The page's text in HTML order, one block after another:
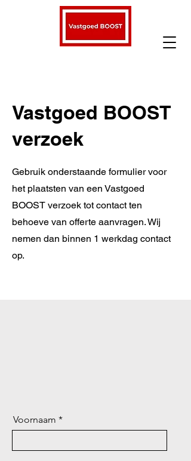
Vastgoed BOOST
verzoek
Gebruik onderstaande formulier voor
het plaatsten van een Vastgoed
BOOST verzoek tot contact ten
behoeve van offerte aanvragen. Wij
nemen dan binnen 1 werkdag contact
op.
Voornaam